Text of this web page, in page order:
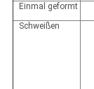
Einmal geformt
Schweißen